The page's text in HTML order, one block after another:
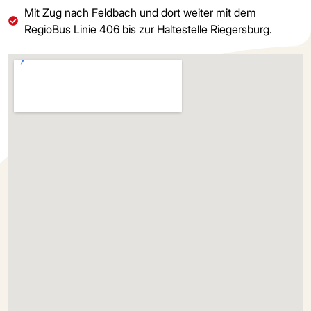
Mit Zug nach Feldbach und dort weiter mit dem
RegioBus Linie 406 bis zur Haltestelle Riegersburg.